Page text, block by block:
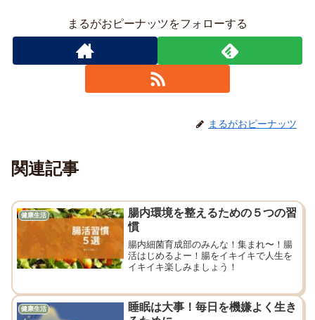
まるがおピーナッツをフォローする
まるがおピーナッツ
関連記事
健康生活
腸内環境を整えるための５つの習
慣
腸内細菌育成部のみんな！集まれ〜！腸
活はじめるよー！腸をイキイキで人生を
イキイキ楽しみましょう！
健康生活
睡眠は大事！毎日を機嫌よく生き